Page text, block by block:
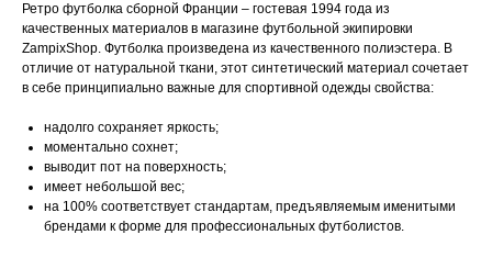
Ретро футболка сборной Франции – гостевая 1994 года из
качественных материалов в магазине футбольной экипировки
ZampixShop. Футболка произведена из качественного полиэстера. В
отличие от натуральной ткани, этот синтетический материал сочетает
в себе принципиально важные для спортивной одежды свойства:
надолго сохраняет яркость;
моментально сохнет;
выводит пот на поверхность;
имеет небольшой вес;
на 100% соответствует стандартам, предъявляемым именитыми
брендами к форме для профессиональных футболистов.